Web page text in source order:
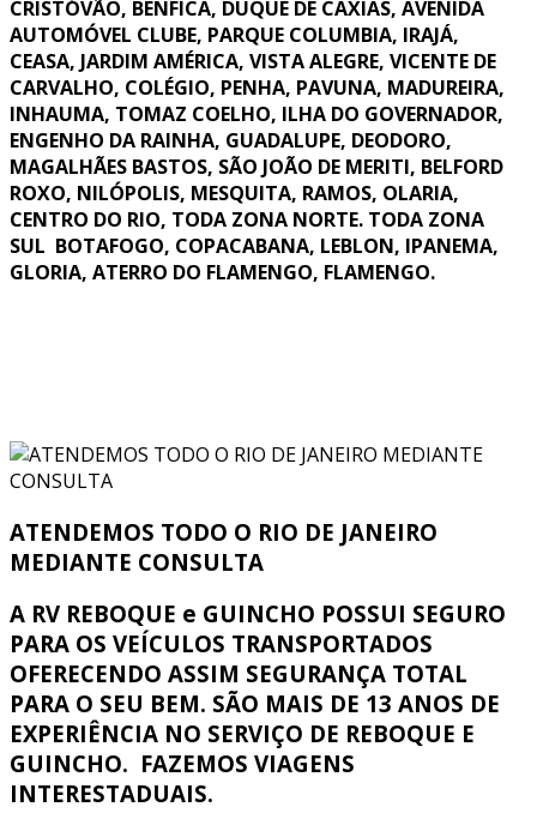
CRISTÓVÃO, BENFICA, DUQUE DE CAXIAS, AVENIDA
AUTOMÓVEL CLUBE, PARQUE COLUMBIA, IRAJÁ,
CEASA, JARDIM AMÉRICA, VISTA ALEGRE, VICENTE DE
CARVALHO, COLÉGIO, PENHA, PAVUNA, MADUREIRA,
INHAUMA, TOMAZ COELHO, ILHA DO GOVERNADOR,
ENGENHO DA RAINHA, GUADALUPE, DEODORO,
MAGALHÃES BASTOS, SÃO JOÃO DE MERITI, BELFORD
ROXO, NILÓPOLIS, MESQUITA, RAMOS, OLARIA,
CENTRO DO RIO, TODA ZONA NORTE. TODA ZONA
SUL BOTAFOGO, COPACABANA, LEBLON, IPANEMA,
GLORIA, ATERRO DO FLAMENGO, FLAMENGO.
ATENDEMOS TODO O RIO DE JANEIRO
MEDIANTE CONSULTA
A RV REBOQUE e GUINCHO POSSUI SEGURO
PARA OS VEÍCULOS TRANSPORTADOS
OFERECENDO ASSIM SEGURANÇA TOTAL
PARA O SEU BEM. SÃO MAIS DE 13 ANOS DE
EXPERIÊNCIA NO SERVIÇO DE REBOQUE E
GUINCHO. FAZEMOS VIAGENS
INTERESTADUAIS.